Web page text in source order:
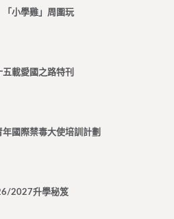
「小學雞」周圍玩
載愛國之路特刊
國際禁毒大使培訓計劃
2027升學秘笈